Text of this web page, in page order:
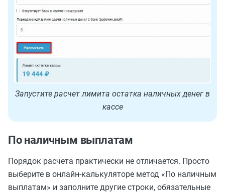
Запустите расчет лимита остатка наличных денег в
кассе
По наличным выплатам
Порядок расчета практически не отличается. Просто
выберите в онлайн-калькуляторе метод ‭«По наличным
выплатам» и заполните другие строки, обязательные